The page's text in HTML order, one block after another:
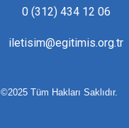
0 (312) 434 12 06
iletisim@egitimis.org.tr
©2025 Tüm Hakları Saklıdır.